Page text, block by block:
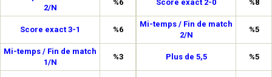
2/N
%6
Score exact 3-1 %6
Mi-temps / Fin de match
1/N
%3
Score exact 2-0 %8
Mi-temps / Fin de match
2/N
%5
Plus de 5,5 %5